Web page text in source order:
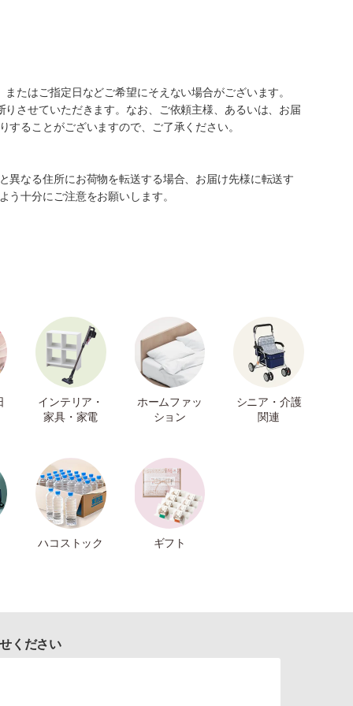
たはご指定日などご希望にそえない場合がございます。
させていただきます。なお、ご依頼主様、あるいは、お届
ることがございますので、ご了承ください。
異なる住所にお荷物を転送する場合、お届け先様に転送す
十分にご注意をお願いします。
インテリア・
家具・家電
ホームファッ
ション
シニア・介護
関連
ハコストック ギフト
ください